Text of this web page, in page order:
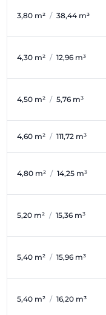
3,80 m² / 38,44 m³
4,30 m² / 12,96 m³
4,50 m² / 5,76 m³
4,60 m² / 111,72 m³
4,80 m² / 14,25 m³
5,20 m² / 15,36 m³
5,40 m² / 15,96 m³
5,40 m² / 16,20 m³